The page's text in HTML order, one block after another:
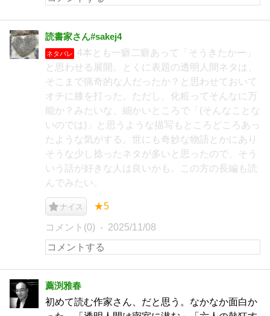
読書家さん#sakej4
ネタバレ
4本とも一癖二癖あって「そうきたかー」
と思わせる展開。とくに表題の透明人間ネタは、
そこまで猟奇的な人だったか？と思わせておいて
オチに膝を打った。ただし、化粧ってそんなに万
能か？みたいな、細かいところで「(そんなことな
いのでは)」と思うような描写もところどころあっ
たような気がする。世にも奇妙な物語とかにあり
そうな少し捻ったネタが多いと思ったので、そう
いう話が好きな人は良いかも。この方の長編も読
んでみたい。
ナイス ★5
コメント(0) 2025/11/08
薦渕雅春
初めて読む作家さん、だと思う。なかなか面白か